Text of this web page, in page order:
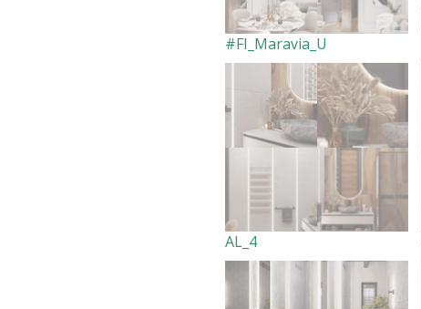
#FI_Maravia_U
AL_4